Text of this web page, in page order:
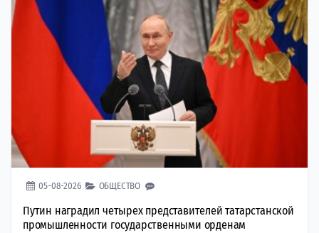
05-08-2026 ОБЩЕСТВО
Путин наградил четырех представителей татарстанской
промышленности государственными орденам